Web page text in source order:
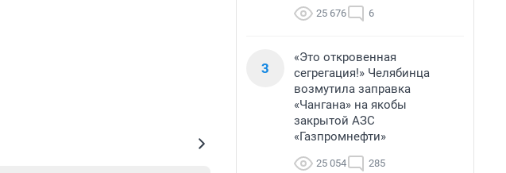
25 676 6
3
«Это откровенная
сегрегация!» Челябинца
возмутила заправка
«Чангана» на якобы
закрытой АЗС
«Газпромнефти»
25 054 285